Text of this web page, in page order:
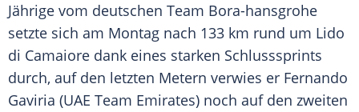
Jährige vom deutschen Team Bora-hansgrohe
setzte sich am Montag nach 133 km rund um Lido
di Camaiore dank eines starken Schlusssprints
durch, auf den letzten Metern verwies er Fernando
Gaviria (UAE Team Emirates) noch auf den zweiten